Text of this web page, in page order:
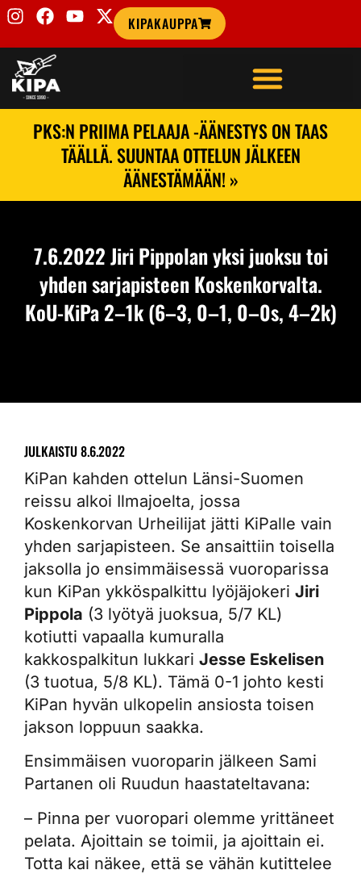
KIPAKAUPPA
PKS:N PRIIMA PELAAJA -ÄÄNESTYS ON TAAS
TÄÄLLÄ. SUUNTAA OTTELUN JÄLKEEN
ÄÄNESTÄMÄÄN! »
7.6.2022 Jiri Pippolan yksi juoksu toi
yhden sarjapisteen Koskenkorvalta.
KoU-KiPa 2–1k (6–3, 0–1, 0–0s, 4–2k)
JULKAISTU8.6.2022
KiPan kahden ottelun Länsi-Suomen
reissu alkoi Ilmajoelta, jossa
Koskenkorvan Urheilijat jätti KiPalle vain
yhden sarjapisteen. Se ansaittiin toisella
jaksolla jo ensimmäisessä vuoroparissa
kun KiPan ykköspalkittu lyöjäjokeri Jiri
Pippola (3 lyötyä juoksua, 5/7 KL)
kotiutti vapaalla kumuralla
kakkospalkitun lukkari Jesse Eskelisen
(3 tuotua, 5/8 KL). Tämä 0-1 johto kesti
KiPan hyvän ulkopelin ansiosta toisen
jakson loppuun saakka.
Ensimmäisen vuoroparin jälkeen Sami
Partanen oli Ruudun haastateltavana:
– Pinna per vuoropari olemme yrittäneet
pelata. Ajoittain se toimii, ja ajoittain ei.
Totta kai näkee, että se vähän kutittelee